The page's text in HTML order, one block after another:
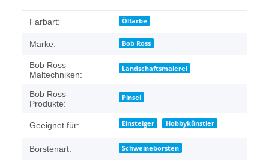
Farbart: Ölfarbe
Marke: Bob Ross
Bob Ross
Maltechniken:
Landschaftsmalerei
Bob Ross
Produkte:
Pinsel
Geeignet für: Einsteiger Hobbykünstler
Borstenart: Schweineborsten